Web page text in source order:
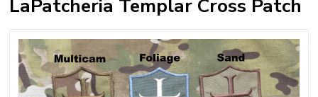
LaPatcheria Templar Cross Patch